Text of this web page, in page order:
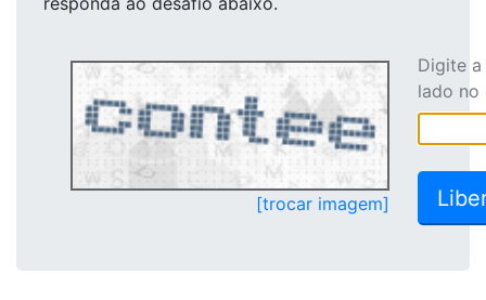
[trocar imagem]
Digite
lado no